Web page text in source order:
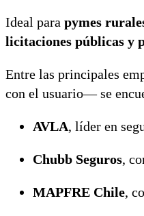
Ideal para pymes
licitaciones públicas y
Entre las principales
con el usuario— se
AVLA, líder en
Chubb Seguros,
MAPFRE Chile,